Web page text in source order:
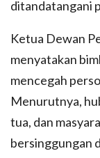
ditandatangani
Ketua Dewan
menyatakan
mencegah
Menurutnya,
tua, dan
bersinggungan